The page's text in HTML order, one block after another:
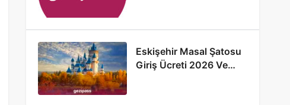
Eskişehir Masal Şatosu
Giriş Ücreti 2026 Ve